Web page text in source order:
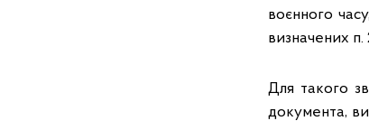
воєнного
визначених
Для такого
документа,